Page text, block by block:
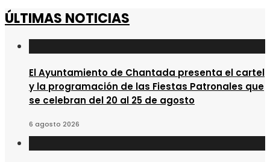
ÚLTIMAS NOTICIAS
El Ayuntamiento de Chantada presenta el cartel
y la programación de las Fiestas Patronales que
se celebran del 20 al 25 de agosto
6 agosto 2026